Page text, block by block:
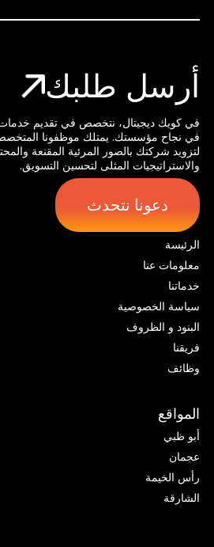
أرسل طلبك
في كويك ديجيتال، نتخصص في تقديم
في نجاح مؤسستك. يمتلك موظفونا
لتزويد شركتك بالصور المرئية المقنعة
والاستراتيجيات المثلى لتحسين التسويق.
دعونا نتحدث
الرئيسة
معلومات عنا
خدماتنا
سياسة الخصوصية
البنود و الظروف
فريقنا
وظائف
المواقع
أبو ظبي
عجمان
رأس الخيمة
الشارقة